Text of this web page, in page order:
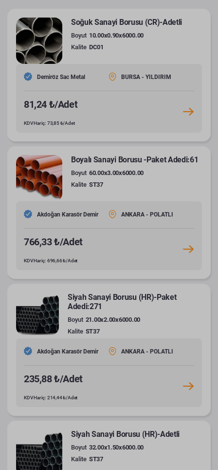
Soğuk Sanayi Borusu (CR)-Adetli
Boyut 10.00x0.90x6000.00
Kalite DC01
Demiröz Sac Metal BURSA - YILDIRIM
81,24 ₺/Adet
KDV Hariç: 73,85 ₺/Adet
Boyalı Sanayi Borusu -Paket Adedi:61
Boyut 60.00x3.00x6000.00
Kalite ST37
Akdoğan Karasör Demir ANKARA - POLATLI
766,33 ₺/Adet
KDV Hariç: 696,66 ₺/Adet
Siyah Sanayi Borusu (HR)-Paket
Adedi:271
Boyut 21.00x2.00x6000.00
Kalite ST37
Akdoğan Karasör Demir ANKARA - POLATLI
235,88 ₺/Adet
KDV Hariç: 214,44 ₺/Adet
Siyah Sanayi Borusu (HR)-Adetli
Boyut 32.00x1.50x6000.00
Kalite ST37